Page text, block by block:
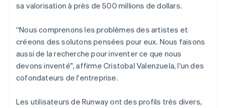
sa valorisation à près de 500 millions de dollars.
“Nous comprenons les problèmes des artistes et
créeons des solutons pensées pour eux. Nous faisons
aussi de la recherche pour inventer ce que nous
devons inventé", affirme Cristobal Valenzuela, l'un des
cofondateurs de l'entreprise.
Les utilisateurs de Runway ont des profils très divers,